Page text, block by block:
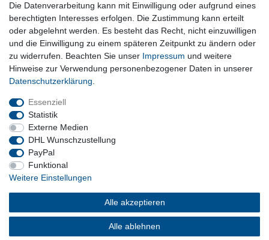
Kostenloser Versand ab 199 EURO Warenwert
30 Tage Rückgaberecht
sichere Bezahlverfahren
Barrierefreiheitserklärung
Vertrag widerrufen ImpressumDatenschutzerklärungAGB
Versand und Kosten
Die Datenverarbeitung kann mit Einwilligung oder aufgrund eines
berechtigten Interesses erfolgen. Die Zustimmung kann erteilt
oder abgelehnt werden. Es besteht das Recht, nicht einzuwilligen
und die Einwilligung zu einem späteren Zeitpunkt zu ändern oder
zu widerrufen. Beachten Sie unser Impressum und weitere
Hinweise zur Verwendung personenbezogener Daten in unserer
Daten­schutz­erklärung
Essenziell
Statistik
Externe Medien
DHL Wunschzustellung
PayPal
Funktional
Weitere Einstellungen
Alle akzeptieren
Alle ablehnen